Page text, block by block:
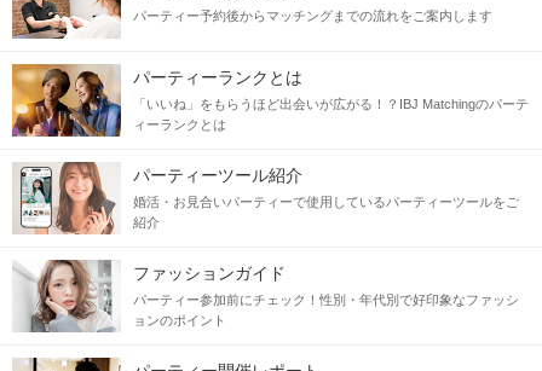
パーティー予約後からマッチングまでの流れをご案内します
パーティーランクとは
「いいね」をもらうほど出会いが広がる！？IBJ Matchingのパーテ
ィーランクとは
パーティーツール紹介
婚活・お見合いパーティーで使用しているパーティーツールをご
紹介
ファッションガイド
パーティー参加前にチェック！性別・年代別で好印象なファッシ
ョンのポイント